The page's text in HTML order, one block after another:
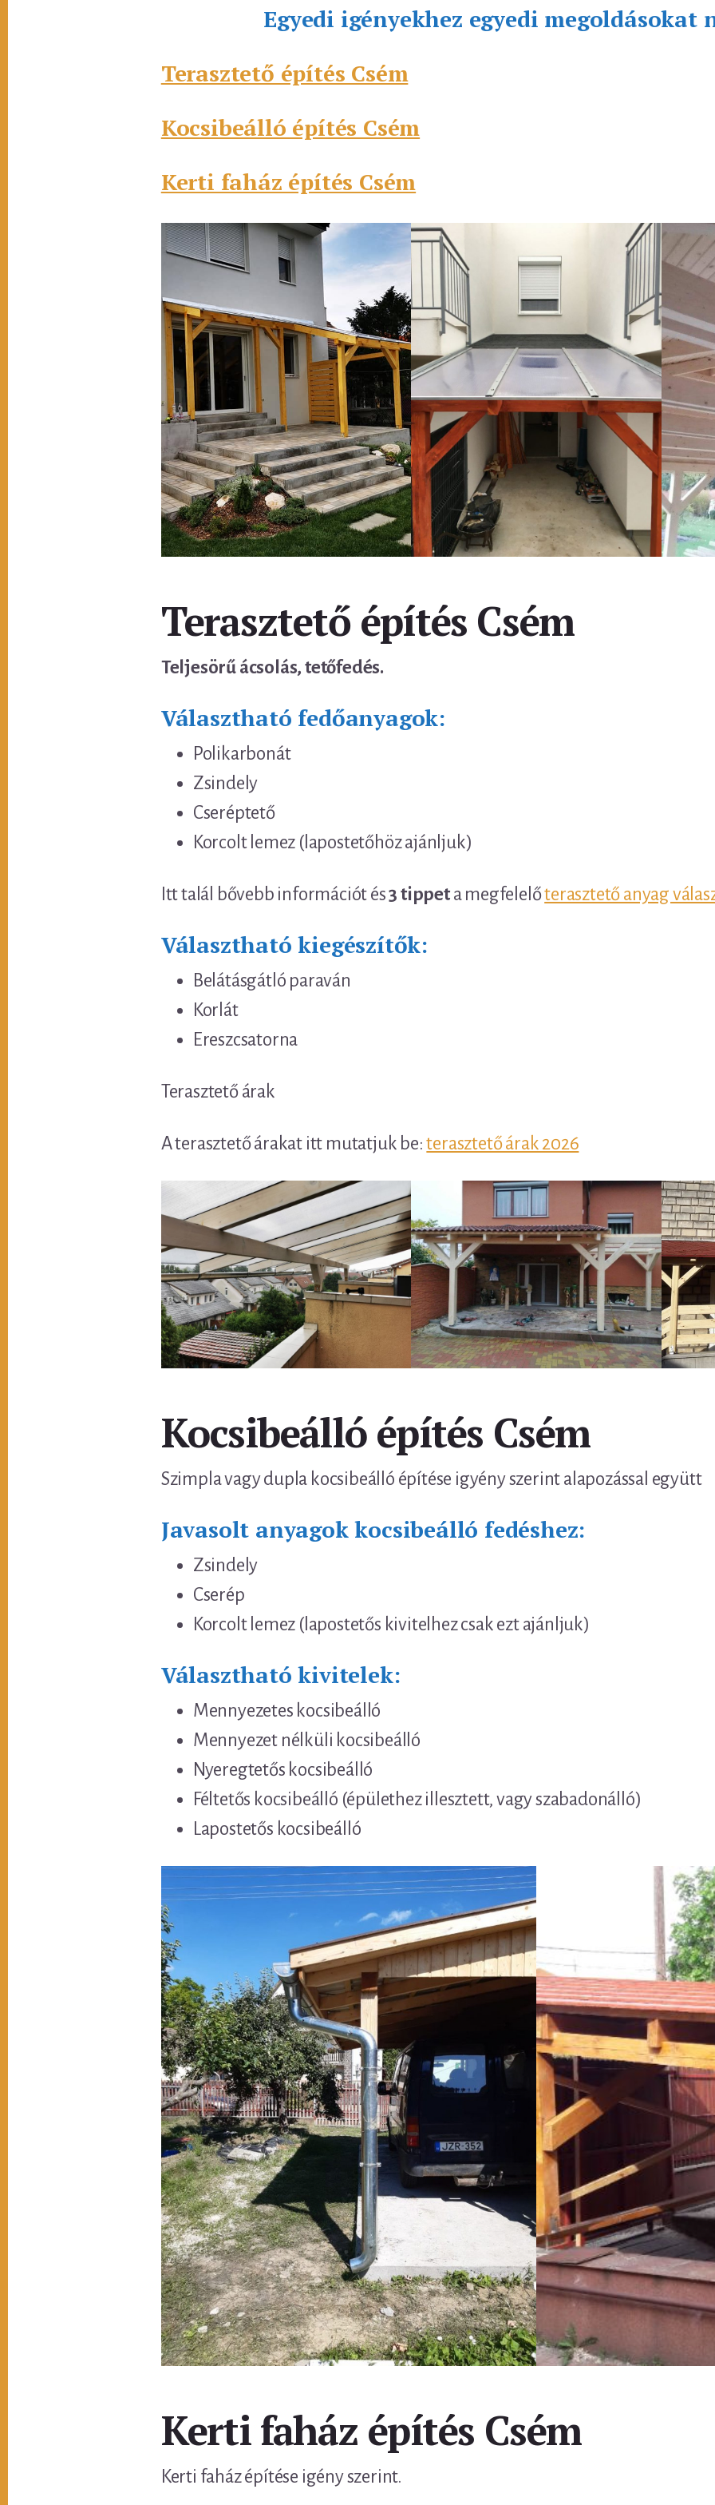
Egyedi igényekhez egyedi megoldásokat
Terasztető építés Csém
Kocsibeálló építés Csém
Kerti faház építés Csém
Terasztető építés Csém
Teljesörű ácsolás, tetőfedés.
Választható fedőanyagok:
Polikarbonát
Zsindely
Cseréptető
Korcolt lemez (lapostetőhöz ajánljuk)
Itt talál bővebb információt és3 tippeta megfelelőterasztető anyag
Választható kiegészítők:
Belátásgátló paraván
Korlát
Ereszcsatorna
Terasztető árak
A terasztető árakat itt mutatjuk be:terasztető árak 2026
Kocsibeálló építés Csém
Szimpla vagy dupla kocsibeálló építése igyény szerint alapozással együtt
Javasolt anyagok kocsibeálló fedéshez:
Zsindely
Cserép
Korcolt lemez (lapostetős kivitelhez csak ezt ajánljuk)
Választható kivitelek:
Mennyezetes kocsibeálló
Mennyezet nélküli kocsibeálló
Nyeregtetős kocsibeálló
Féltetős kocsibeálló (épülethez illesztett, vagy szabadonálló)
Lapostetős kocsibeálló
Kerti faház építés Csém
Kerti faház építése igény szerint.